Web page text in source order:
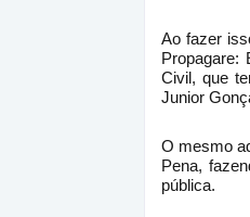
Ao fazer
Propagare:
Civil, que
Junior
O mesmo
Pena,
pública.